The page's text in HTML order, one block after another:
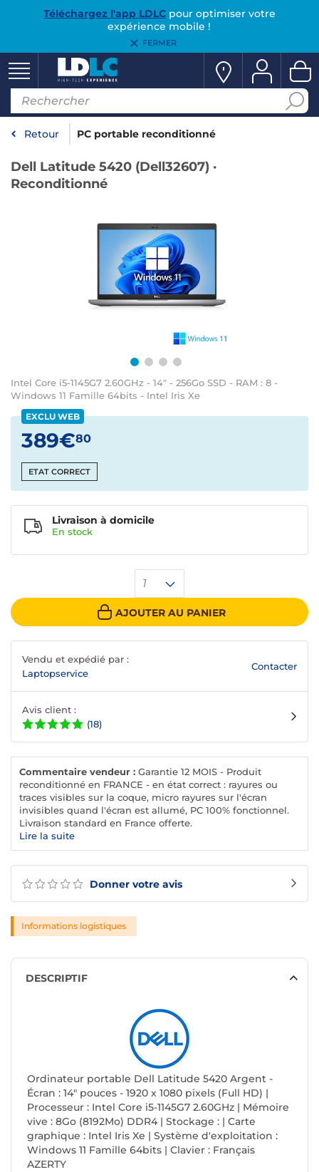
Téléchargez l'app LDLCpour optimiser votre
expérience mobile !
FERMER
Retour PC portable reconditionné
Dell Latitude 5420 (Dell32607) ·
Reconditionné
Intel Core i5-1145G7 2.60GHz - 14" - 256Go SSD - RAM : 8 -
Windows 11 Famille 64bits - Intel Iris Xe
Donner votre avis
EXCLU WEB
389€80
ETAT CORRECT
1
AJOUTER AU PANIER
Livraison à domicile
En stock
Vendu et expédié par :
Laptopservice
Contacter
Avis client :
(18)
Commentaire vendeur : Garantie 12 MOIS - Produit
reconditionné en FRANCE - en état correct : rayures ou
traces visibles sur la coque, micro rayures sur l'écran
invisibles quand l'écran est allumé, PC 100% fonctionnel.
Livraison standard en France offerte.
Lire la suite
Informations logistiques
DESCRIPTIF
Ordinateur portable Dell Latitude 5420 Argent -
Écran : 14" pouces - 1920 x 1080 pixels (Full HD) |
Processeur : Intel Core i5-1145G7 2.60GHz | Mémoire
vive : 8Go (8192Mo) DDR4 | Stockage : | Carte
graphique : Intel Iris Xe | Système d'exploitation :
Windows 11 Famille 64bits | Clavier : Français
AZERTY